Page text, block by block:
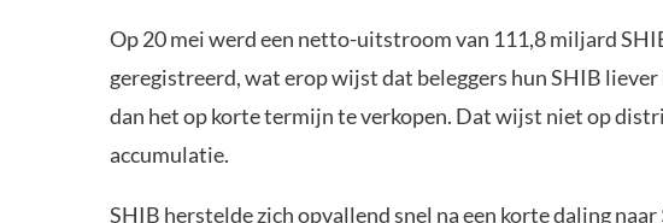
Op 20 mei werd een netto-uitstroom van 111,8 miljard
geregistreerd, wat erop wijst dat beleggers hun SHIB liever
dan het op korte termijn te verkopen. Dat wijst niet op
accumulatie.
SHIB herstelde zich opvallend snel na een korte daling